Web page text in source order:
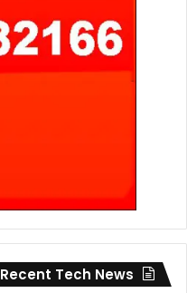
Recent Tech News